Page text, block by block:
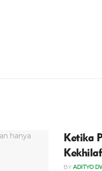
Ketika
BY ADITYO